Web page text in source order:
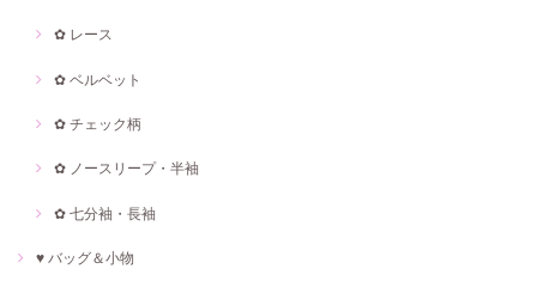
✿ レース
✿ ベルベット
✿ チェック柄
✿ ノースリープ・半袖
✿ 七分袖・長袖
♥ バッグ＆小物